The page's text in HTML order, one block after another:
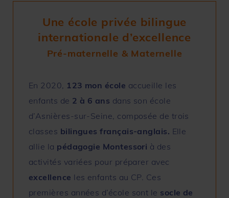
Une école privée bilingue
internationale d’excellence
Pré-maternelle & Maternelle
En 2020, 123 mon école accueille les
enfants de 2 à 6 ans dans son école
d’Asnières-sur-Seine, composée de trois
classes bilingues français-anglais. Elle
allie la pédagogie Montessori à des
activités variées pour préparer avec
excellence les enfants au CP. Ces
premières années d’école sont le socle de